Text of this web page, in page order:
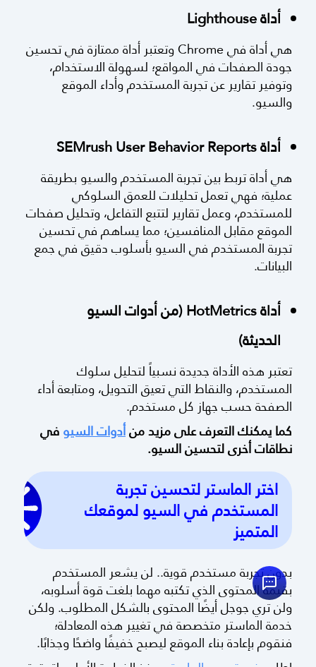
المستخدم والسيو.
أداة Lighthouse
هي أداة في Chrome وتعتبر أداة ممتازة في تحسين
جودة الصفحات في المواقع؛ لسهولة الاستخدام،
والسيو.
أداة SEMrush User Behavior Reports
هي أداة تربط بين تجربة المستخدم والسيو بطريقة
عملية؛ فهي تعمل تحليلات للعمق السلوكي
للمستخدم، وعمل تقارير لتتبع التفاعل، وتحليل صفحات
الموقع مقابل المنافسين؛ مما يساهم في تحسين
البيانات.
الحديثة)
تعتبر هذه الأداة جديدة نسبياً لتحليل سلوك
المستخدم، والنقاط التي تعيق التحويل، ومتابعة أداء
الصفحة حسب جهاز كل مستخدم.
كما يمكنك التعرف على مزيد منأدوات السيوفي
نطاقات أخرى لتحسين السيو.
اختر الماستر لتحسين تجربة
المستخدم في السيو لموقعك
المتميز
بدون تجربة مستخدم قوية.. لن يشعر المستخدم
بقيمة المحتوى الذي تكتبه مهما بلغت قوة أسلوبه،
ولن تري جوجل أيضًا المحتوى بالشكل المطلوب. ولكن